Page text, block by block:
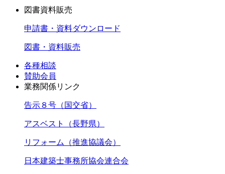
図書資料販売
申請書・資料ダウンロード
図書・資料販売
各種相談
賛助会員
業務関係リンク
告示８号（国交省）
アスベスト（長野県）
リフォーム（推進協議会）
日本建築士事務所協会連合会